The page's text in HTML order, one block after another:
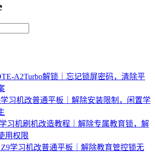
解锁｜忘记锁屏密码，清除平
学习机改普通平板｜解除安装限制，闲置学
习机刷机改造教程｜解除专属教育锁，解
用权限
学习机改普通平板｜解除教育管控锁无